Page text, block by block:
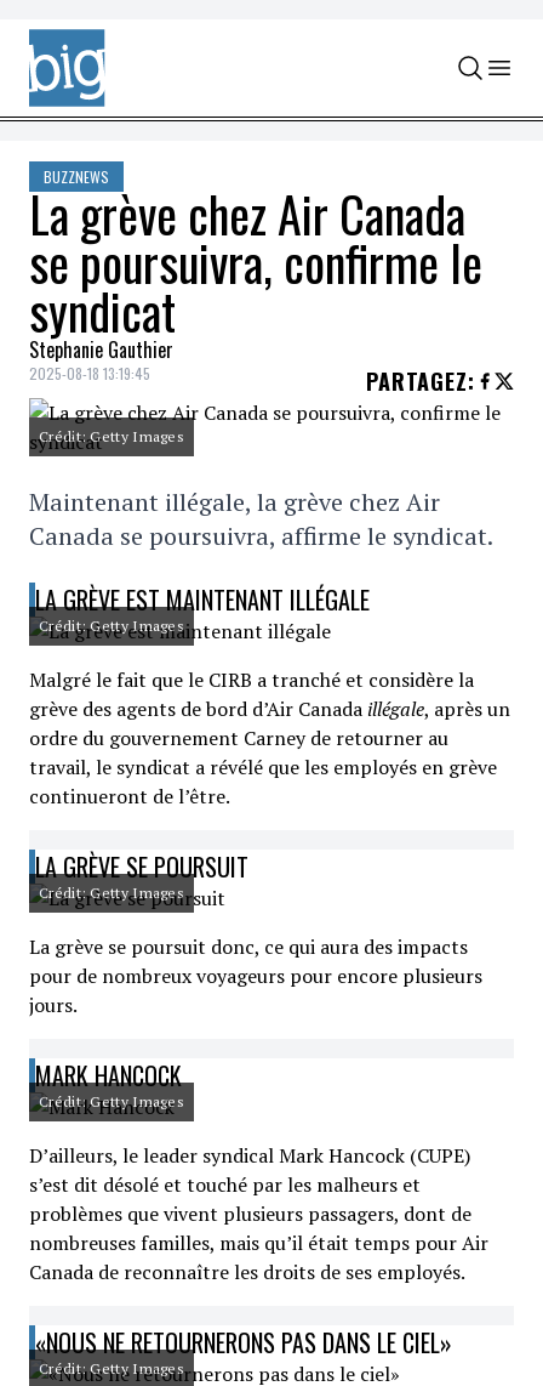
Skip to content
BUZZNEWS
La grève chez Air Canada
se poursuivra, confirme le
syndicat
Stephanie Gauthier
2025-08-18 13:19:45 PARTAGEZ:
Crédit: Getty Images
Maintenant illégale, la grève chez Air
Canada se poursuivra, affirme le syndicat.
LA GRÈVE EST MAINTENANT ILLÉGALE
Crédit: Getty Images
Malgré le fait que le CIRB a tranché et considère la
grève des agents de bord d’Air Canada illégale, après un
ordre du gouvernement Carney de retourner au
travail, le syndicat a révélé que les employés en grève
continueront de l’être.
LA GRÈVE SE POURSUIT
Crédit: Getty Images
La grève se poursuit donc, ce qui aura des impacts
pour de nombreux voyageurs pour encore plusieurs
jours.
MARK HANCOCK
Crédit: Getty Images
D’ailleurs, le leader syndical Mark Hancock (CUPE)
s’est dit désolé et touché par les malheurs et
problèmes que vivent plusieurs passagers, dont de
nombreuses familles, mais qu’il était temps pour Air
Canada de reconnaître les droits de ses employés.
«NOUS NE RETOURNERONS PAS DANS LE CIEL»
Crédit: Getty Images